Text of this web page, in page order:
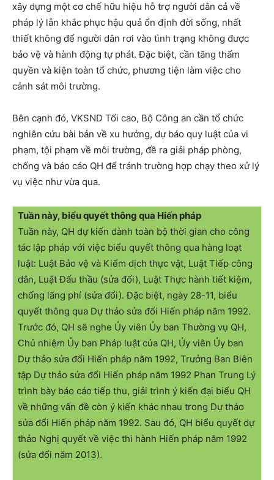
xây dựng một cơ chế hữu hiệu hỗ trợ người dân cả về
pháp lý lẫn khắc phục hậu quả ổn định đời sống, nhất
thiết không để người dân rơi vào tình trạng không được
bảo vệ và hành động tự phát. Đặc biệt, cần tăng thẩm
quyền và kiện toàn tổ chức, phương tiện làm việc cho
cảnh sát môi trường.
Bên cạnh đó, VKSND Tối cao, Bộ Công an cần tổ chức
nghiên cứu bài bản về xu hướng, dự báo quy luật của vi
phạm, tội phạm về môi trường, đề ra giải pháp phòng,
chống và báo cáo QH để tránh trường hợp chạy theo xử lý
vụ việc như vừa qua.
Tuần này, biểu quyết thông qua Hiến pháp
Tuần này, QH dự kiến dành toàn bộ thời gian cho công
tác lập pháp với việc biểu quyết thông qua hàng loạt
luật: Luật Bảo vệ và Kiểm dịch thực vật, Luật Tiếp công
dân, Luật Đấu thầu (sửa đổi), Luật Thực hành tiết kiệm,
chống lãng phí (sửa đổi). Đặc biệt, ngày 28-11, biểu
quyết thông qua Dự thảo sửa đổi Hiến pháp năm 1992.
Trước đó, QH sẽ nghe Ủy viên Ủy ban Thường vụ QH,
Chủ nhiệm Ủy ban Pháp luật của QH, Ủy viên Ủy ban
Dự thảo sửa đổi Hiến pháp năm 1992, Trưởng Ban Biên
tập Dự thảo sửa đổi Hiến pháp năm 1992 Phan Trung Lý
trình bày báo cáo tiếp thu, giải trình ý kiến đại biểu QH
về những vấn đề còn ý kiến khác nhau trong Dự thảo
sửa đổi Hiến pháp năm 1992. Sau đó, QH biểu quyết dự
thảo Nghị quyết về việc thi hành Hiến pháp năm 1992
(sửa đổi năm 2013).